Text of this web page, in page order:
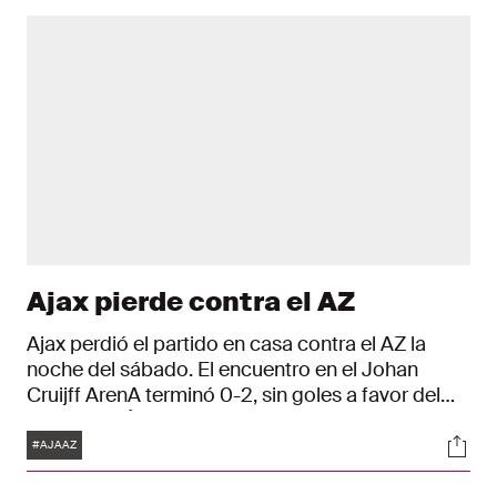
Ajax pierde contra el AZ
Ajax perdió el partido en casa contra el AZ la
noche del sábado. El encuentro en el Johan
Cruijff ArenA terminó 0-2, sin goles a favor del
Etiquetas
#AJAAZ